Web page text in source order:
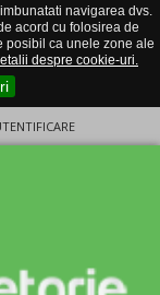
navigarea dvs.
acord cu folosirea de
posibil ca unele zone ale
despre cookie-uri.